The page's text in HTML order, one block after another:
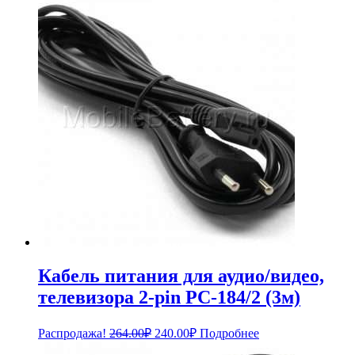
Кабель питания для аудио/видео,
телевизора 2-pin PC-184/2 (3м)
Распродажа! 264.00₽ Первоначальная
240.00₽Текущая
цена:
Подробнее